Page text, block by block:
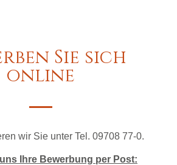
Sie sich
online
wir Sie unter Tel. 09708 77-0.
Ihre Bewerbung per Post: